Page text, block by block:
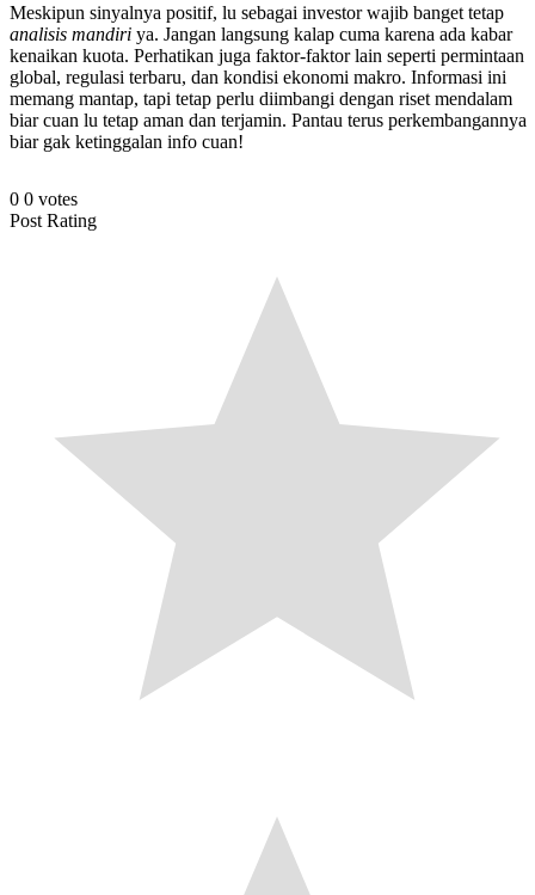
Meskipun sinyalnya positif, lu sebagai investor wajib banget tetap
analisis mandiri ya. Jangan langsung kalap cuma karena ada kabar
kenaikan kuota. Perhatikan juga faktor-faktor lain seperti permintaan
global, regulasi terbaru, dan kondisi ekonomi makro. Informasi ini
memang mantap, tapi tetap perlu diimbangi dengan riset mendalam
biar cuan lu tetap aman dan terjamin. Pantau terus perkembangannya
biar gak ketinggalan info cuan!
0 0 votes
Post Rating